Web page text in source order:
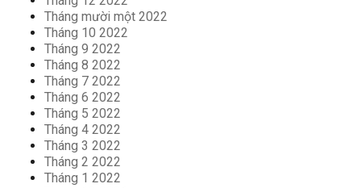
Tháng mười một 2022
Tháng 10 2022
Tháng 9 2022
Tháng 8 2022
Tháng 7 2022
Tháng 6 2022
Tháng 5 2022
Tháng 4 2022
Tháng 3 2022
Tháng 2 2022
Tháng 1 2022